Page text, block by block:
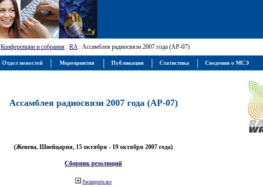
Конференции и собрания : RA: Ассамблея радиосвязи 2007 года (АР-07)
Ассамблея радиосвязи 2007 года (АР-07)
(Женева, Швейцария, 15 октября - 19 октября 2007 года)
Сборник резолюций
Расширить все
Отдел новостей Мероприятия Публикации Статистика Сведения о МСЭ